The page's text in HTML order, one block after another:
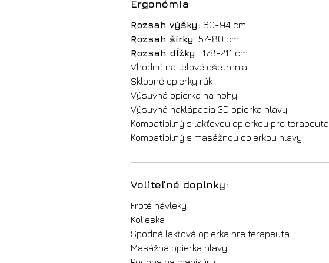
Ergonómia
Rozsah výšky: 60-94 cm
Rozsah šírky: 57-80 cm
Rozsah dĺžky: 178-211 cm
Vhodné na telové ošetrenia
Sklopné opierky rúk
Výsuvná opierka na nohy
Výsuvná naklápacia 3D opierka hlavy
Kompatibilný s lakťovou opierkou pre terapeuta
Kompatibilný s masážnou opierkou hlavy
Voliteľné doplnky:
Froté návleky
Kolieska
Spodná lakťová opierka pre terapeuta
Masážna opierka hlavy